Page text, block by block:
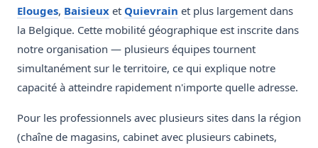
Elouges, Baisieux et Quievrain et plus largement dans
la Belgique. Cette mobilité géographique est inscrite dans
notre organisation — plusieurs équipes tournent
simultanément sur le territoire, ce qui explique notre
capacité à atteindre rapidement n'importe quelle adresse.
Pour les professionnels avec plusieurs sites dans la région
(chaîne de magasins, cabinet avec plusieurs cabinets,